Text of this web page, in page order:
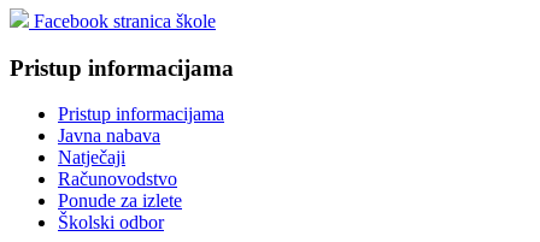
Facebook stranica škole
Pristup informacijama
Pristup informacijama
Javna nabava
Natječaji
Računovodstvo
Ponude za izlete
Školski odbor